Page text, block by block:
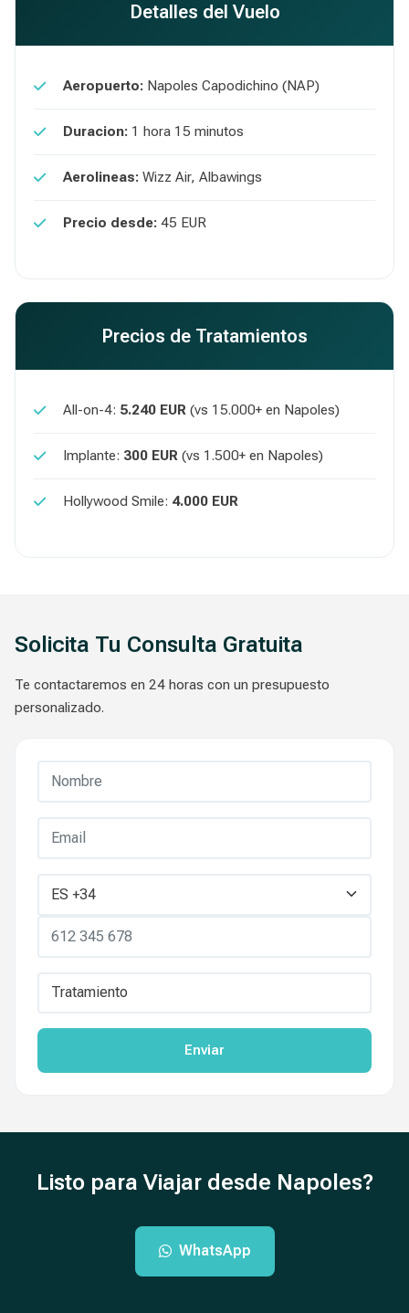
Detalles del Vuelo
Aeropuerto: Napoles Capodichino (NAP)
Duracion: 1 hora 15 minutos
Aerolineas: Wizz Air, Albawings
Precio desde: 45 EUR
Precios de Tratamientos
All-on-4: 5.240 EUR (vs 15.000+ en Napoles)
Implante: 300 EUR (vs 1.500+ en Napoles)
Hollywood Smile: 4.000 EUR
Solicita Tu Consulta Gratuita
Te contactaremos en 24 horas con un presupuesto
personalizado.
Enviar
Listo para Viajar desde Napoles?
WhatsApp